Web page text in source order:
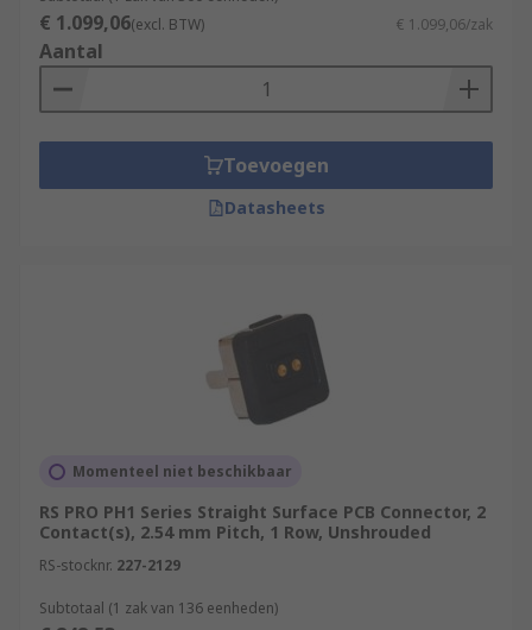
€ 1.099,06(excl. BTW) € 1.099,06/zak
Aantal
Toevoegen
Datasheets
Momenteel niet beschikbaar
RS PRO PH1 Series Straight Surface PCB Connector, 2
Contact(s), 2.54 mm Pitch, 1 Row, Unshrouded
RS-stocknr. 227-2129
Subtotaal (1 zak van 136 eenheden)